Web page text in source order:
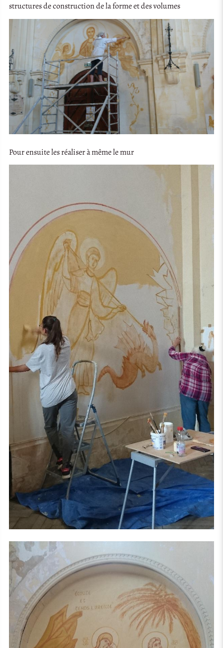
structures de construction de la forme et des volumes
Pour ensuite les réaliser à même le mur